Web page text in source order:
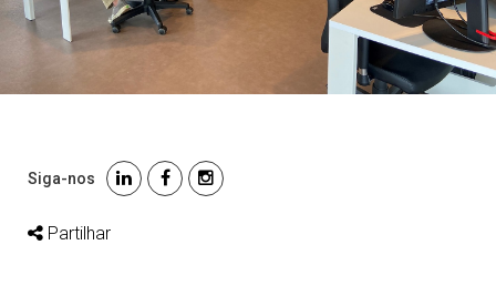
Siga-nos
Partilhar